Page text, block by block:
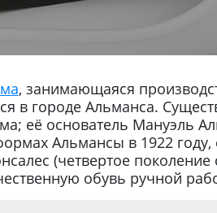
, занимающаяся
в городе Альманса.
её основатель Мануэль
Альмансы в 1922 году,
(четвертое поколение
обувь ручной